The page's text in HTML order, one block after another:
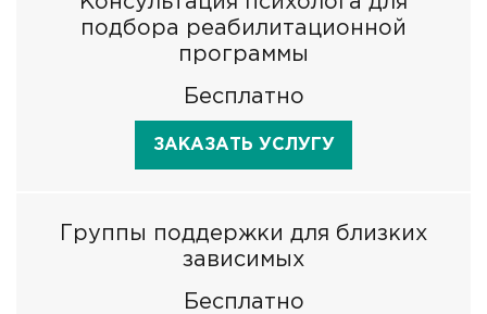
подбора реабилитационной
программы
Бесплатно
ЗАКАЗАТЬ УСЛУГУ
Группы поддержки для близких
зависимых
Бесплатно